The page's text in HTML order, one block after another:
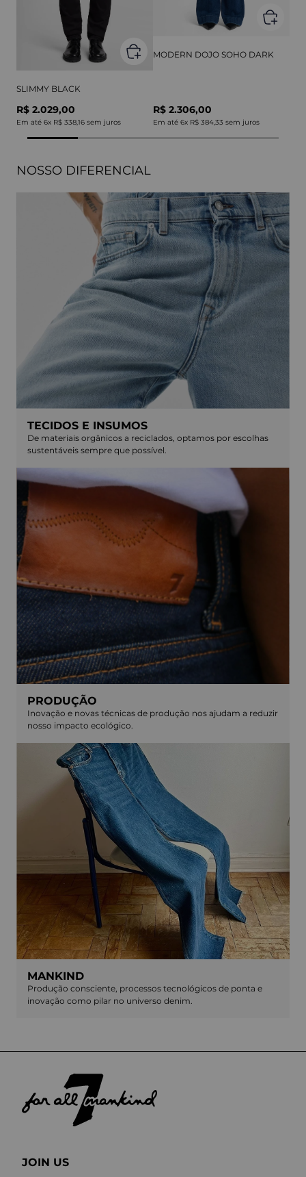
SLIMMY BLACK
R$ 2.029,00
Em até 6x R$ 338,16 sem juros
MODERN DOJO SOHO DARK
R$ 2.306,00
Em até 6x R$ 384,33 sem juros
NOSSO DIFERENCIAL
TECIDOS E INSUMOS
De materiais orgânicos a reciclados, optamos por escolhas
sustentáveis sempre que possível.
PRODUÇÃO
Inovação e novas técnicas de produção nos ajudam a reduzir
nosso impacto ecológico.
MANKIND
Produção consciente, processos tecnológicos de ponta e
inovação como pilar no universo denim.
JOIN US